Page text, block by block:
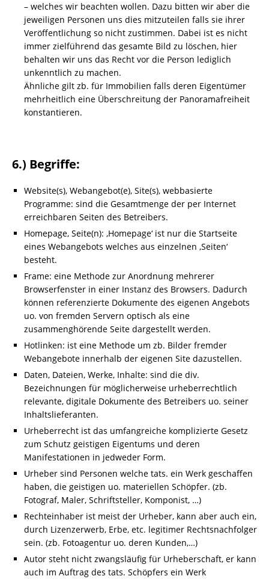
– welches wir beachten wollen. Dazu bitten wir aber die
jeweiligen Personen uns dies mitzuteilen falls sie ihrer
Veröffentlichung so nicht zustimmen. Dabei ist es nicht
immer zielführend das gesamte Bild zu löschen, hier
behalten wir uns das Recht vor die Person lediglich
unkenntlich zu machen.
Ähnliche gilt zb. für Immobilien falls deren Eigentümer
mehrheitlich eine Überschreitung der Panoramafreiheit
konstantieren.
6.) Begriffe:
Website(s), Webangebot(e), Site(s), webbasierte
Programme: sind die Gesamtmenge der per Internet
erreichbaren Seiten des Betreibers.
Homepage, Seite(n): ‚Homepage‘ ist nur die Startseite
eines Webangebots welches aus einzelnen ‚Seiten‘
besteht.
Frame: eine Methode zur Anordnung mehrerer
Browserfenster in einer Instanz des Browsers. Dadurch
können referenzierte Dokumente des eigenen Angebots
uo. von fremden Servern optisch als eine
zusammenghörende Seite dargestellt werden.
Hotlinken: ist eine Methode um zb. Bilder fremder
Webangebote innerhalb der eigenen Site dazustellen.
Daten, Dateien, Werke, Inhalte: sind die div.
Bezeichnungen für möglicherweise urheberrechtlich
relevante, digitale Dokumente des Betreibers uo. seiner
Inhaltslieferanten.
Urheberrecht ist das umfangreiche komplizierte Gesetz
zum Schutz geistigen Eigentums und deren
Manifestationen in jedweder Form.
Urheber sind Personen welche tats. ein Werk geschaffen
haben, die geistigen uo. materiellen Schöpfer. (zb.
Fotograf, Maler, Schriftsteller, Komponist, …)
Rechteinhaber ist meist der Urheber, kann aber auch ein,
durch Lizenzerwerb, Erbe, etc. legitimer Rechtsnachfolger
sein. (zb. Fotoagentur uo. deren Kunden,…)
Autor steht nicht zwangsläufig für Urheberschaft, er kann
auch im Auftrag des tats. Schöpfers ein Werk